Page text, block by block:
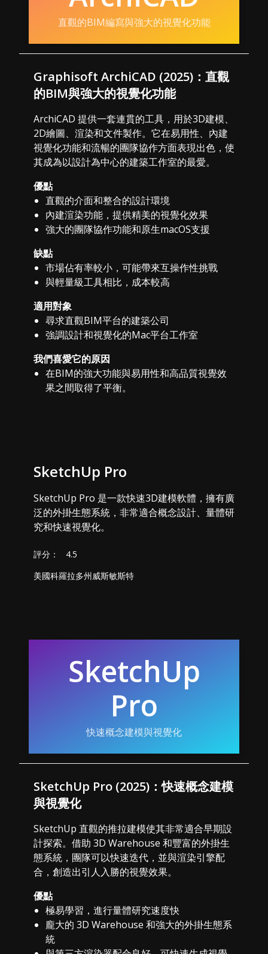
直觀的BIM編寫與強大的視覺化功能
Graphisoft ArchiCAD (2025)：直觀
的BIM與強大的視覺化功能
ArchiCAD 提供一套連貫的工具，用於3D建模、
2D繪圖、渲染和文件製作。它在易用性、內建
視覺化功能和流暢的團隊協作方面表現出色，使
其成為以設計為中心的建築工作室的最愛。
優點
直觀的介面和整合的設計環境
內建渲染功能，提供精美的視覺化效果
強大的團隊協作功能和原生macOS支援
缺點
市場佔有率較小，可能帶來互操作性挑戰
與輕量級工具相比，成本較高
適用對象
尋求直觀BIM平台的建築公司
強調設計和視覺化的Mac平台工作室
我們喜愛它的原因
在BIM的強大功能與易用性和高品質視覺效
果之間取得了平衡。
SketchUp Pro
SketchUp Pro 是一款快速3D建模軟體，擁有廣
泛的外掛生態系統，非常適合概念設計、量體研
究和快速視覺化。
評分：
4.5
美國科羅拉多州威斯敏斯特
SketchUp
Pro
快速概念建模與視覺化
SketchUp Pro (2025)：快速概念建模
與視覺化
SketchUp 直觀的推拉建模使其非常適合早期設
計探索。借助 3D Warehouse 和豐富的外掛生
態系統，團隊可以快速迭代，並與渲染引擎配
合，創造出引人入勝的視覺效果。
優點
極易學習，進行量體研究速度快
龐大的 3D Warehouse 和強大的外掛生態系
統